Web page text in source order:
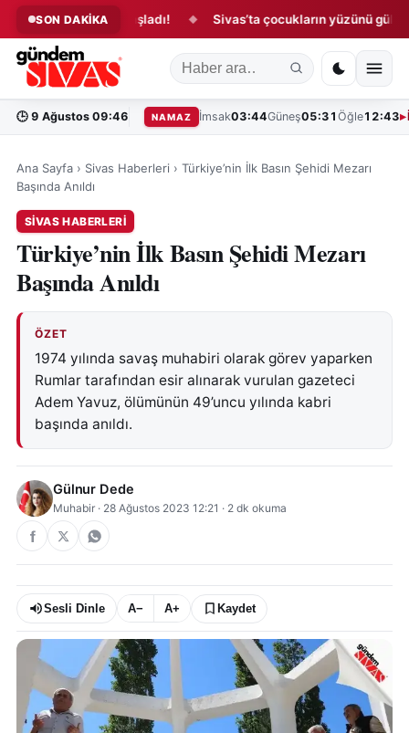
SON DAKİKA
kritik süreç başladı! ◆ Sivas’ta çocukların yüzünü güldüren
🕒 9 Ağustos 09:46 NAMAZ İmsak03:44Güneş05:31 Öğle12:43
Ana Sayfa › Sivas Haberleri › Türkiye’nin İlk Basın Şehidi Mezarı
Başında Anıldı
SIVAS HABERLERI
Türkiye’nin İlk Basın Şehidi Mezarı
Başında Anıldı
ÖZET
1974 yılında savaş muhabiri olarak görev yaparken
Rumlar tarafından esir alınarak vurulan gazeteci
Adem Yavuz, ölümünün 49’uncu yılında kabri
başında anıldı.
Gülnur Dede
Muhabir · 28 Ağustos 2023 12:21 · 2 dk okuma
Sesli Dinle A− A+ Kaydet